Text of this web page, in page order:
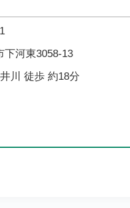
下河東3058-13
川 徒歩 約18分